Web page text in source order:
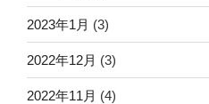
2023年1月 (3)
2022年12月 (3)
2022年11月 (4)